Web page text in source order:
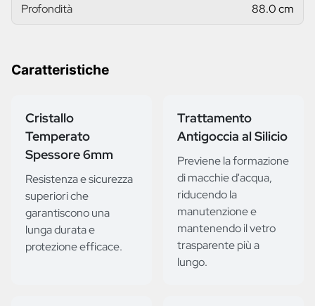
Profondità
88.0 cm
Caratteristiche
Cristallo
Temperato
Spessore 6mm
Resistenza e sicurezza
superiori che
garantiscono una
lunga durata e
protezione efficace.
Trattamento
Antigoccia al Silicio
Previene la formazione
di macchie d'acqua,
riducendo la
manutenzione e
mantenendo il vetro
trasparente più a
lungo.